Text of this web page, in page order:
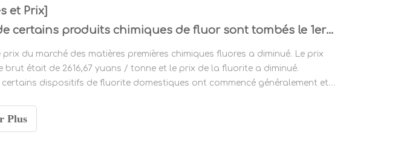
et Prix]
Les prix de certains produits chimiques de fluor sont tombés le 1er juin
prix du marché des matières premières chimiques fluores a diminué. Le prix
brut était de 2616,67 yuans / tonne et le prix de la fluorite a diminué.
certains dispositifs de fluorite domestiques ont commencé généralement et
Plus